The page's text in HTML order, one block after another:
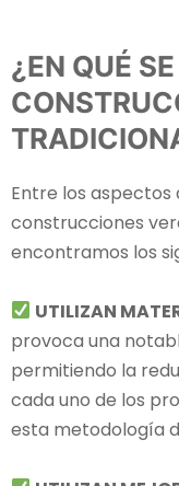
¿EN QUÉ
Entre los aspectos
construcciones
encontramos los
UTILIZAN
provoca una
permitiendo la
cada uno de los
esta metodología